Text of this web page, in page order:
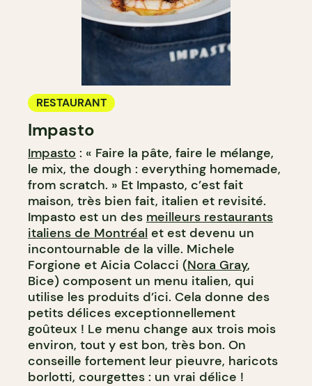
RESTAURANT
Impasto
Impasto : « Faire la pâte, faire le mélange,
le mix, the dough : everything homemade,
from scratch. » Et Impasto, c’est fait
maison, très bien fait, italien et revisité.
Impasto est un des meilleurs restaurants
italiens de Montréal et est devenu un
incontournable de la ville. Michele
Forgione et Aicia Colacci (Nora Gray,
Bice) composent un menu italien, qui
utilise les produits d’ici. Cela donne des
petits délices exceptionnellement
goûteux ! Le menu change aux trois mois
environ, tout y est bon, très bon. On
conseille fortement leur pieuvre, haricots
borlotti, courgettes : un vrai délice !